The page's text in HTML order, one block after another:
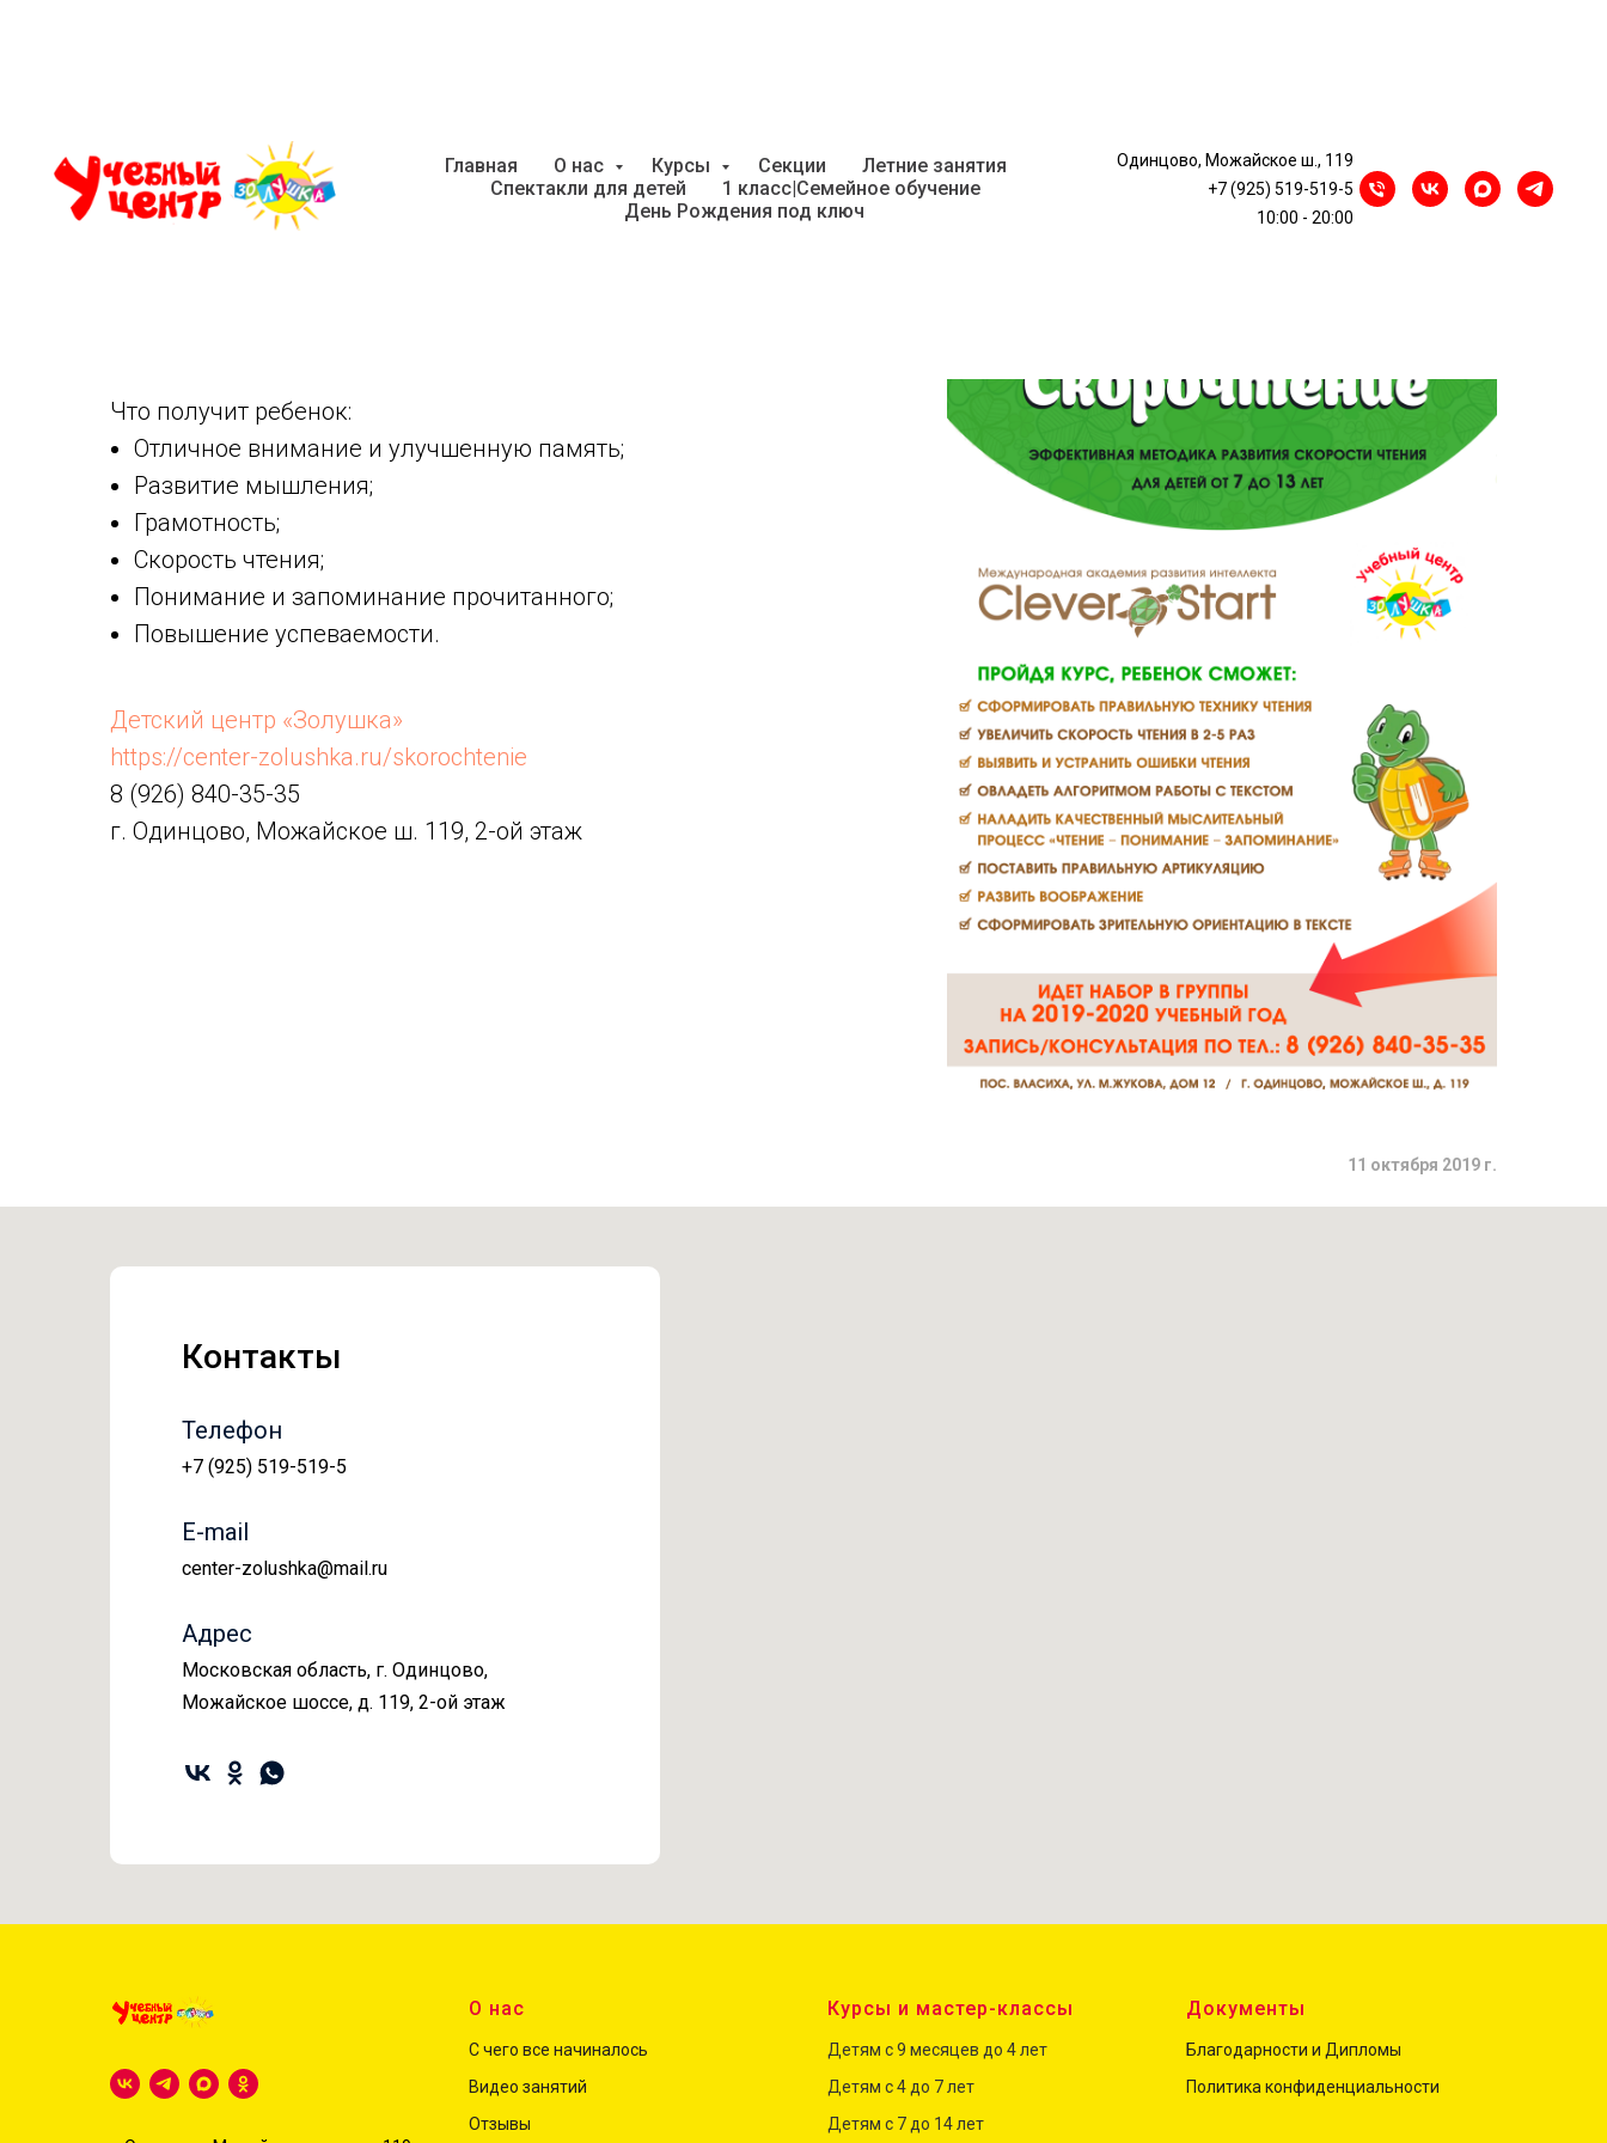
Главная О нас Курсы Секции
Летние занятия
Спектакли для детей
1 класс|Семейное обучение
День Рождения под ключ
Одинцово, Можайское ш., 119
+7 (925) 519-519-5
10:00 - 20:00
Приглашаем детей 7-13 лет на курс: Скорочтение, г. Одинцово
Что получит ребенок:
Отличное внимание и улучшенную память;
Развитие мышления;
Грамотность;
Скорость чтения;
Понимание и запоминание прочитанного;
Повышение успеваемости.
Детский центр «Золушка»
https://center-zolushka.ru/skorochtenie
8 (926) 840-35-35
г. Одинцово, Можайское ш. 119, 2-ой этаж
11 октября 2019 г.
Контакты
Телефон
+7 (925) 519-519-5
E-mail
center-zolushka@mail.ru
Адрес
Московская область, г. Одинцово,
Можайское шоссе, д. 119, 2-ой этаж
О нас
С чего все начиналось
Видео занятий
Отзывы
Курсы и мастер-классы
Детям с 9 месяцев до 4 лет
Детям с 4 до 7лет
Детям с 7 до 14 лет
Документы
Благодарности и Дипломы
Политика конфиденциальности